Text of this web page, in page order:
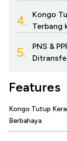
4.
Kongo
Terbang
5.
PNS &
Features
Kongo Tutup
Berbahaya